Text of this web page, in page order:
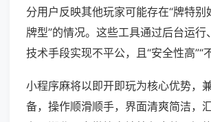
分用户反映其他玩家可能存在“牌特别
牌型”的情况。这些工具通过后台运行
技术手段实现不平公，且“安全性高”“
小程序麻将以即开即玩为核心优势，
备，操作顺滑顺手，界面清爽简洁，